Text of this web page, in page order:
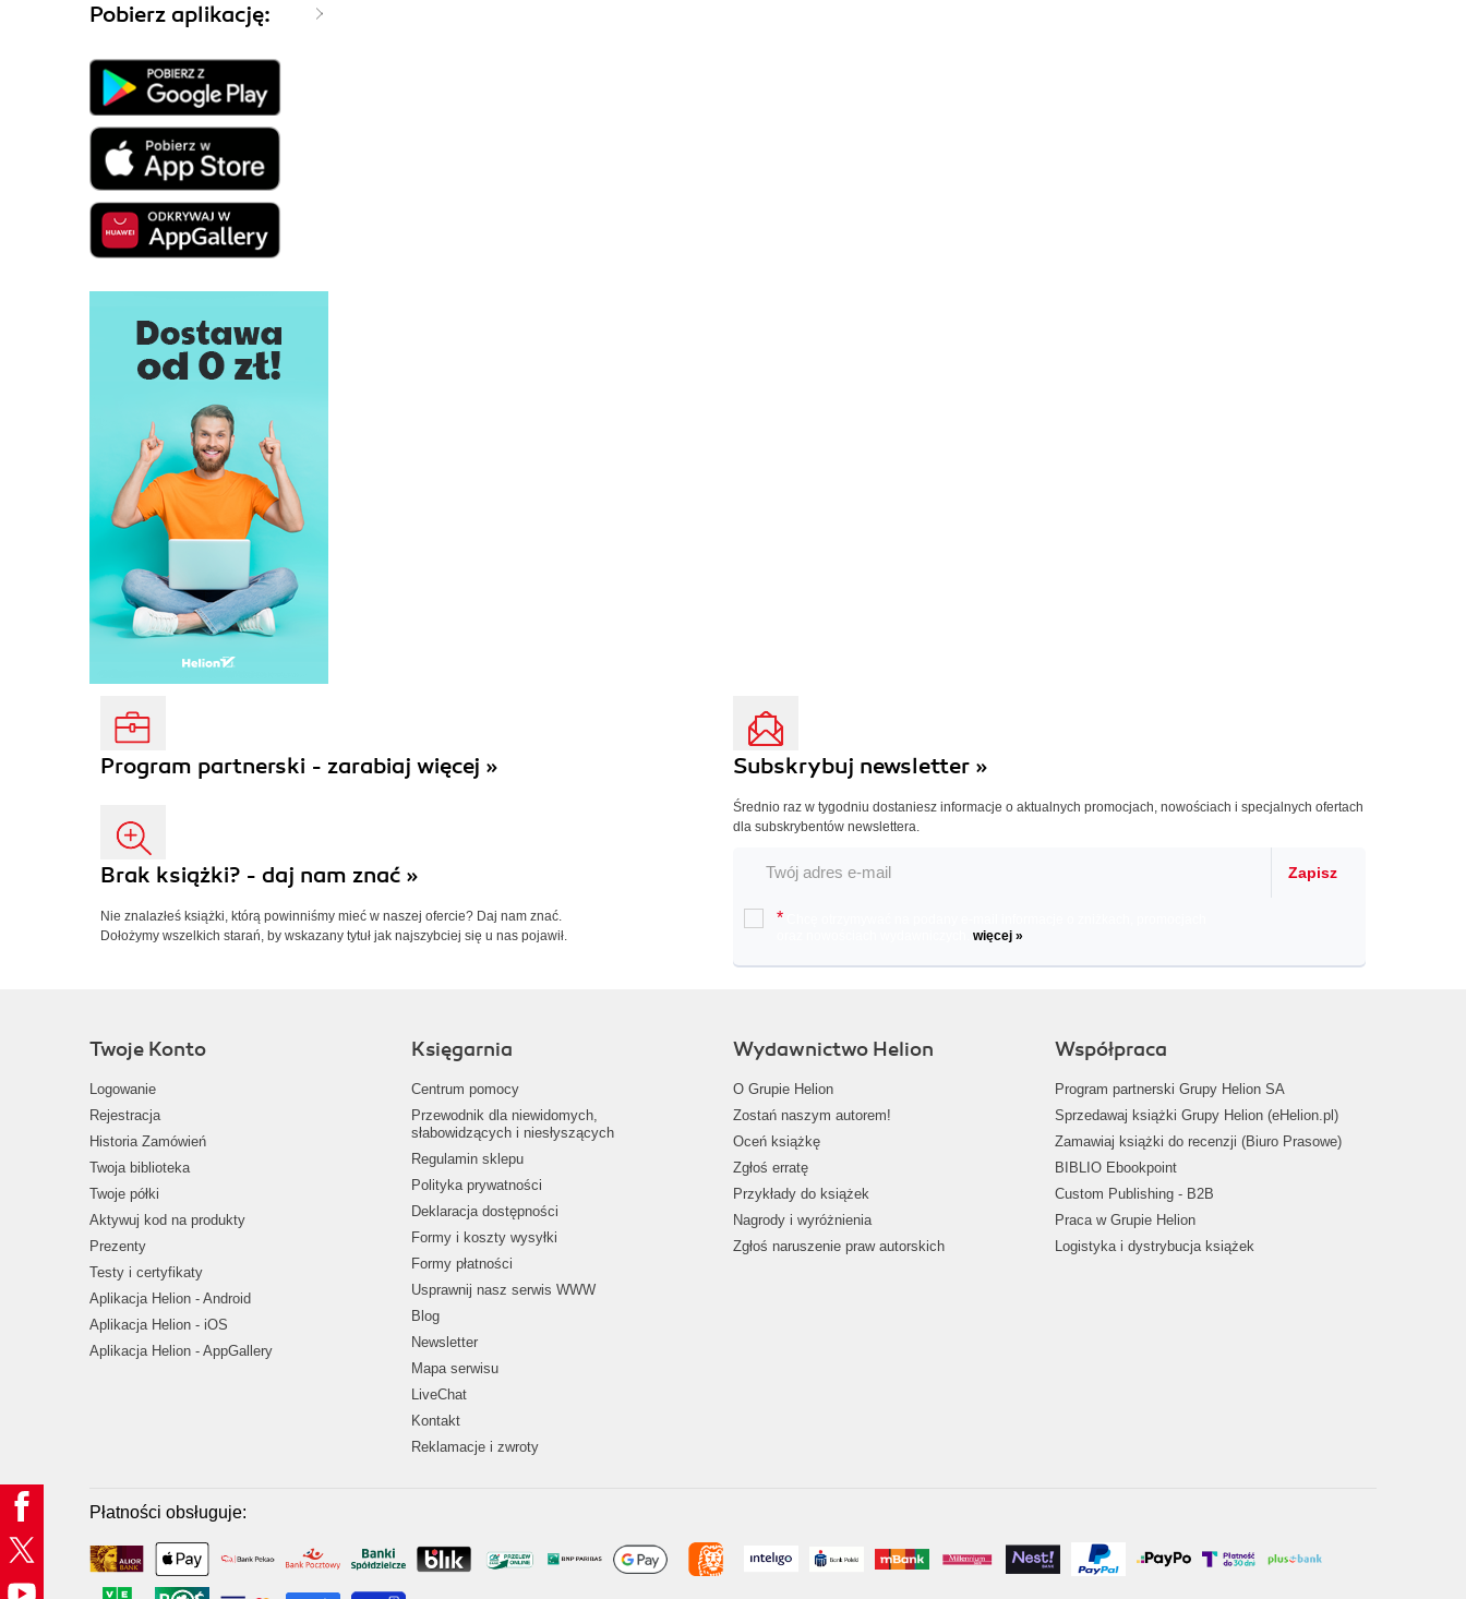
Pobierz aplikację:
Program partnerski - zarabiaj więcej »
Brak książki? - daj nam znać »
Nie znalazłeś książki, którą powinniśmy mieć w naszej ofercie? Daj nam znać.
Dołożymy wszelkich starań, by wskazany tytuł jak najszybciej się u nas pojawił.
Subskrybuj newsletter »
Średnio raz w tygodniu dostaniesz informacje o aktualnych promocjach, nowościach i specjalnych ofertach
dla subskrybentów newslettera.
Zapisz
*
więcej »
Twoje Konto
Logowanie
Rejestracja
Historia Zamówień
Twoja biblioteka
Twoje półki
Aktywuj kod na produkty
Prezenty
Testy i certyfikaty
Aplikacja Helion - Android
Aplikacja Helion - iOS
Aplikacja Helion - AppGallery
Księgarnia
Centrum pomocy
Przewodnik dla niewidomych,
słabowidzących i niesłyszących
Regulamin sklepu
Polityka prywatności
Deklaracja dostępności
Formy i koszty wysyłki
Formy płatności
Usprawnij nasz serwis WWW
Blog
Newsletter
Mapa serwisu
LiveChat
Kontakt
Reklamacje i zwroty
Wydawnictwo Helion
O Grupie Helion
Zostań naszym autorem!
Oceń książkę
Zgłoś erratę
Przykłady do książek
Nagrody i wyróżnienia
Zgłoś naruszenie praw autorskich
Współpraca
Program partnerski Grupy Helion SA
Sprzedawaj książki Grupy Helion (eHelion.pl)
Zamawiaj książki do recenzji (Biuro Prasowe)
BIBLIO Ebookpoint
Custom Publishing - B2B
Praca w Grupie Helion
Logistyka i dystrybucja książek
Płatności obsługuje: